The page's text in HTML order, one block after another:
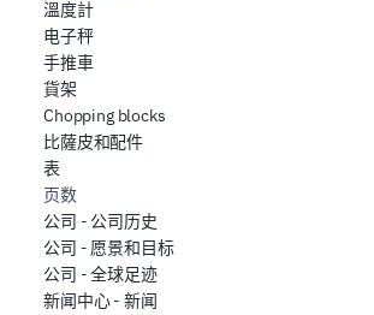
溫度計
电子秤
手推車
貨架
Chopping blocks
比薩皮和配件
表
页数
公司 - 公司历史
公司 - 愿景和目标
公司 - 全球足迹
新闻中心 - 新闻